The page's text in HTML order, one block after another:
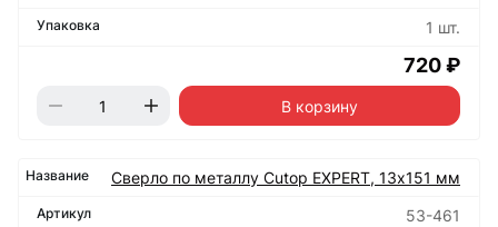
1 шт.
720 ₽
В корзину
Сверло по металлу Cutop EXPERT, 13х151 мм
53-461